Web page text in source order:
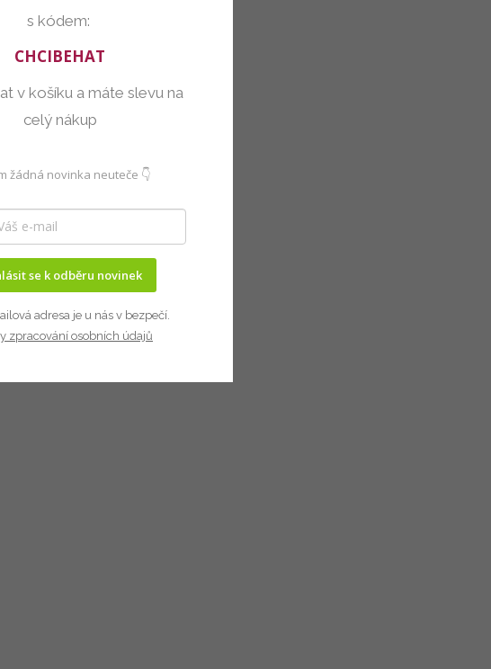
s kódem:
CHCIBEHAT
v košíku a máte slevu na
celý nákup
žádná novinka neuteče 👇
se k odběru novinek
adresa je u nás v bezpečí.
zpracování osobních údajů